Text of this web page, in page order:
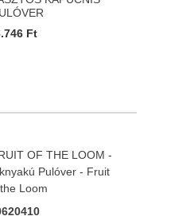
Ft